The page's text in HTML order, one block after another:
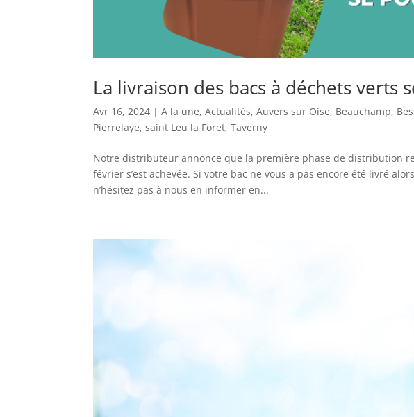
La livraison des bacs à déchets verts
Avr 16, 2024 |A la une,Actualités,Auvers sur Oise, Beauchamp,
Pierrelaye,saint Leu la Foret,Taverny
Notre distributeur annonce que la première phase de distribution
février s’est achevée. Si votre bac ne vous a pas encore été livré
n’hésitez pas à nous en informer en...